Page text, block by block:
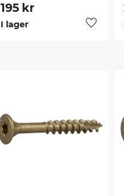
195kr
Lägg
I lager